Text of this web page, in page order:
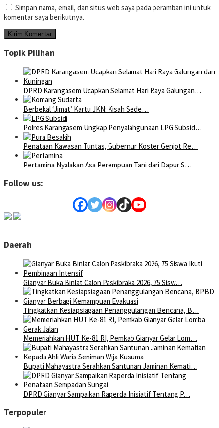
Simpan nama, email, dan situs web saya pada peramban ini untuk
komentar saya berikutnya.
Topik Pilihan
DPRD Karangasem Ucapkan Selamat Hari Raya Galungan…
Berbekal ‘Jimat’ Kartu JKN: Kisah Sede…
Polres Karangasem Ungkap Penyalahgunaan LPG Subsid…
Penataan Kawasan Tuntas, Gubernur Koster Genjot Re…
Pertamina Nyalakan Asa Perempuan Tani dari Dapur S…
Follow us:
Daerah
Gianyar Buka Binlat Calon Paskibraka 2026, 75 Sisw…
Tingkatkan Kesiapsiagaan Penanggulangan Bencana, B…
Memeriahkan HUT Ke-81 RI, Pemkab Gianyar Gelar Lom…
Bupati Mahayastra Serahkan Santunan Jaminan Kemati…
DPRD Gianyar Sampaikan Raperda Inisiatif Tentang P…
Terpopuler